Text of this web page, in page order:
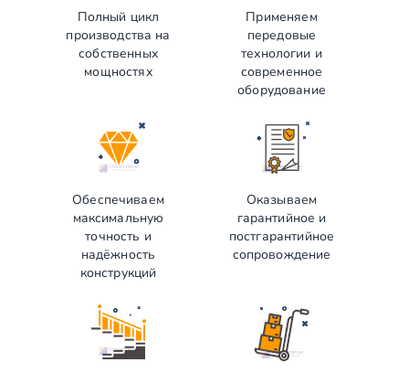
Полный цикл
производства на
собственных
мощностях
Применяем
передовые
технологии и
современное
оборудование
Обеспечиваем
максимальную
точность и
надёжность
конструкций
Оказываем
гарантийное и
постгарантийное
сопровождение